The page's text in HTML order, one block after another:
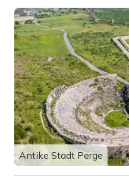
Antike Stadt Perge